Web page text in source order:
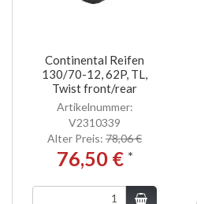
Continental Reifen
130/70-12, 62P, TL,
Twist front/rear
Artikelnummer:
V2310339
Alter Preis: 78,06 €
76,50 € *